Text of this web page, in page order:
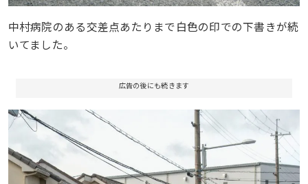
中村病院のある交差点あたりまで白色の印での下書きが続
いてました。
広告の後にも続きます